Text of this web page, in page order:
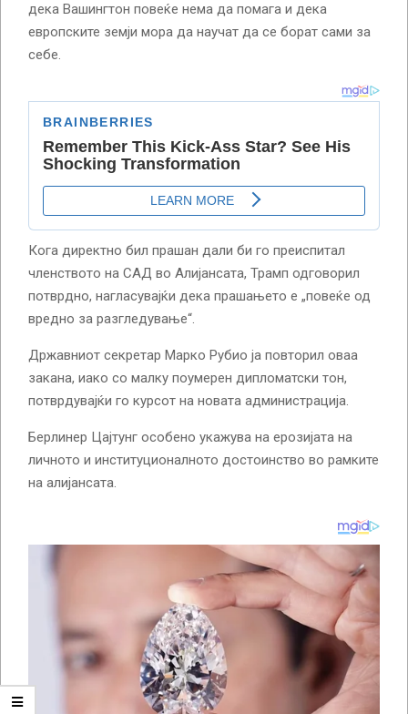
дека Вашингтон повеќе нема да помага и дека
европските земји мора да научат да се борат сами за
себе.
Кога директно бил прашан дали би го преиспитал
членството на САД во Алијансата, Трамп одговорил
потврдно, нагласувајќи дека прашањето е „повеќе од
вредно за разгледување“.
Државниот секретар Марко Рубио ја повторил оваа
закана, иако со малку поумерен дипломатски тон,
потврдувајќи го курсот на новата администрација.
Берлинер Цајтунг особено укажува на ерозијата на
личното и институционалното достоинство во рамките
на алијансата.